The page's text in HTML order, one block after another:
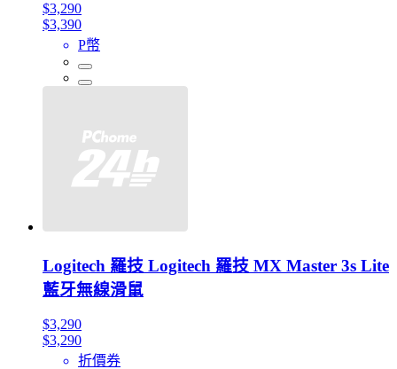
$3,290
$3,390
P幣
Logitech 羅技 Logitech 羅技 MX Master 3s Lite
藍牙無線滑鼠
$3,290
$3,290
折價券